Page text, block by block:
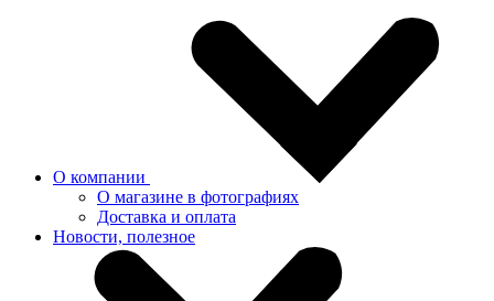
О компании
О магазине в фотографиях
Доставка и оплата
Новости, полезное